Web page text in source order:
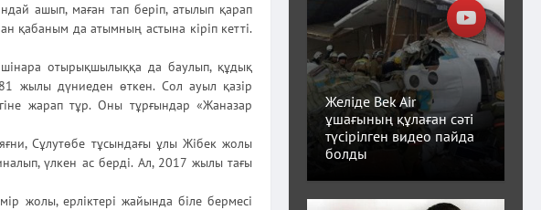
ашып, маған тап беріп, атылып қарап
қабаным да атымның астына кіріп кетті.
отырықшылыққа да баулып, құдық
жылы дүниеден өткен. Сол ауыл қазір
жарап тұр. Оны тұрғындар «Жаназар
Сұлутөбе тұсындағы ұлы Жібек жолы
үлкен ас берді. Ал, 2017 жылы тағы
жолы, ерліктері жайында біле бермесі
Желіде Bek Air
ұшағының құлаған сәті
түсірілген видео пайда
болды